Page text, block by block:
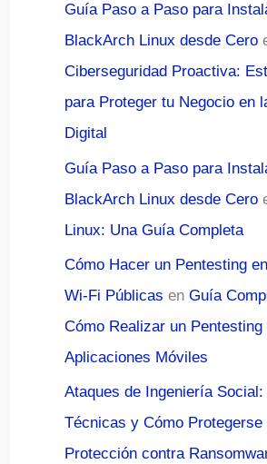
Guía Paso a Paso para
BlackArch Linux desde Cero
Ciberseguridad Proactiva:
para Proteger tu Negocio en
Digital
Guía Paso a Paso para
BlackArch Linux desde Cero
Linux: Una Guía Completa
Cómo Hacer un Pentesting
Wi-Fi Públicas en Guía
Cómo Realizar un Pentesting
Aplicaciones Móviles
Ataques de Ingeniería Social:
Técnicas y Cómo Protegerse
Protección contra